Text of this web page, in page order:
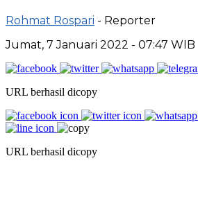
Rohmat Rospari - Reporter
Jumat, 7 Januari 2022 - 07:47 WIB
URL berhasil dicopy
URL berhasil dicopy